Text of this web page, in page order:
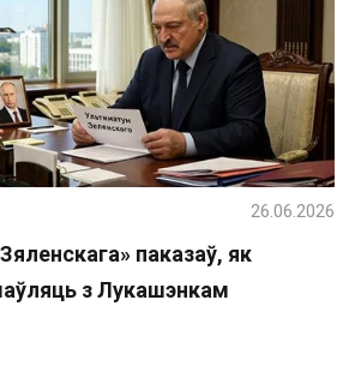
паказаў, як
з Лукашэнкам
26.06.2026